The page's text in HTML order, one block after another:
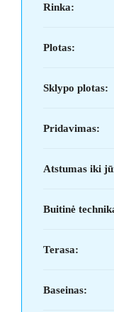
Rinka:
Plotas:
Sklypo plotas:
Pridavimas:
Atstumas iki
Buitinė
Terasa:
Baseinas: